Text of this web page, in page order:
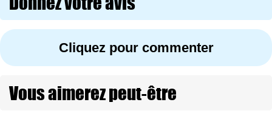
Cliquez pour commenter
Vous aimerez peut-être